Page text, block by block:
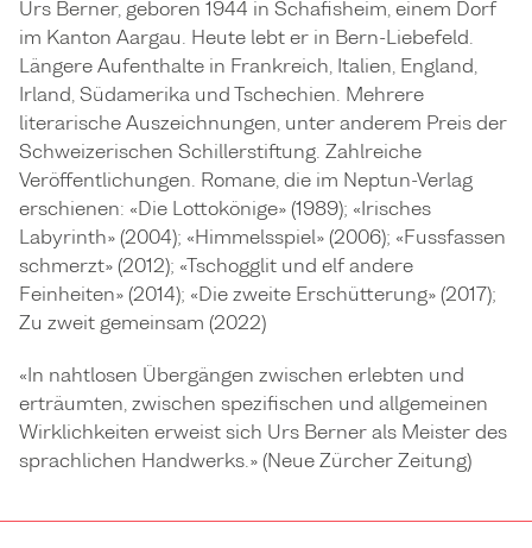
Urs Berner, geboren 1944 in Schafisheim, einem Dorf
im Kanton Aargau. Heute lebt er in Bern-Liebefeld.
Längere Aufenthalte in Frankreich, Italien, England,
Irland, Südamerika und Tschechien. Mehrere
literarische Auszeichnungen, unter anderem Preis der
Schweizerischen Schillerstiftung. Zahlreiche
Veröffentlichungen. Romane, die im Neptun-Verlag
erschienen: «Die Lottokönige» (1989); «Irisches
Labyrinth» (2004); «Himmelsspiel» (2006); «Fussfassen
schmerzt» (2012); «Tschogglit und elf andere
Feinheiten» (2014); «Die zweite Erschütterung» (2017);
Zu zweit gemeinsam (2022)
«In nahtlosen Übergängen zwischen erlebten und
erträumten, zwischen spezifischen und allgemeinen
Wirklichkeiten erweist sich Urs Berner als Meister des
sprachlichen Handwerks.» (Neue Zürcher Zeitung)